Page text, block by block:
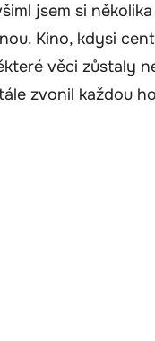
jsem si
Kino, kdysi
věci zůstaly
zvonil každou